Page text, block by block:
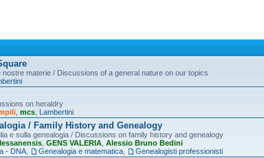
nostre materie / Discussions of a general nature on our topics
on heraldry
mcs Lambertini
/ Family History and Genealogy
e sulla genealogia / Discussions on family history and genealogy
GENS VALERIA Alessio Bruno Bedini
- DNA Genealogia e matematica Genealogisti professionisti